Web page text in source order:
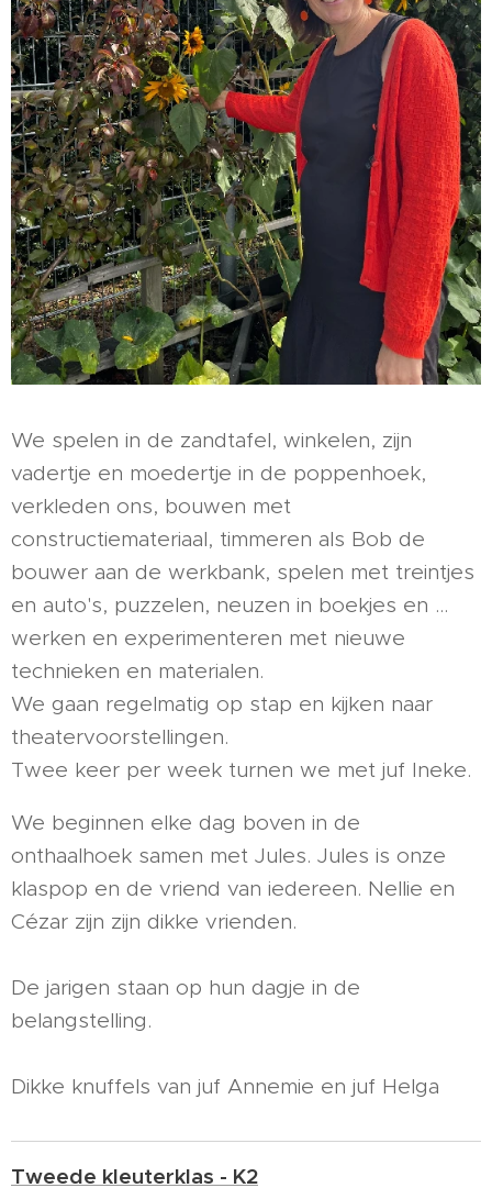
We spelen in de zandtafel, winkelen, zijn
vadertje en moedertje in de poppenhoek,
verkleden ons, bouwen met
constructiemateriaal, timmeren als Bob de
bouwer aan de werkbank, spelen met treintjes
en auto's, puzzelen, neuzen in boekjes en …
werken en experimenteren met nieuwe
technieken en materialen.
We gaan regelmatig op stap en kijken naar
theatervoorstellingen.
Twee keer per week turnen we met juf Ineke.
We beginnen elke dag boven in de
onthaalhoek samen met Jules. Jules is onze
klaspop en de vriend van iedereen. Nellie en
Cézar zijn zijn dikke vrienden.
De jarigen staan op hun dagje in de
belangstelling.
Dikke knuffels van juf Annemie en juf Helga
Tweede kleuterklas - K2